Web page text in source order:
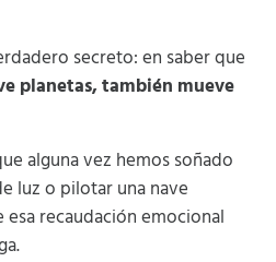
secreto: en saber que
planetas, también mueve
alguna vez hemos soñado
luz o pilotar una nave
recaudación emocional